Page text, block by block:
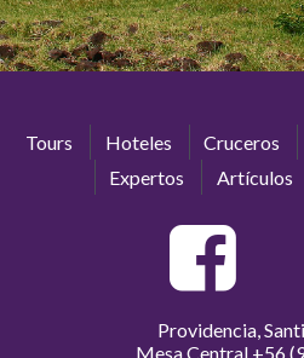
Tours Hoteles Cruceros
Expertos
Artículos
Providencia,
Mesa Central +56